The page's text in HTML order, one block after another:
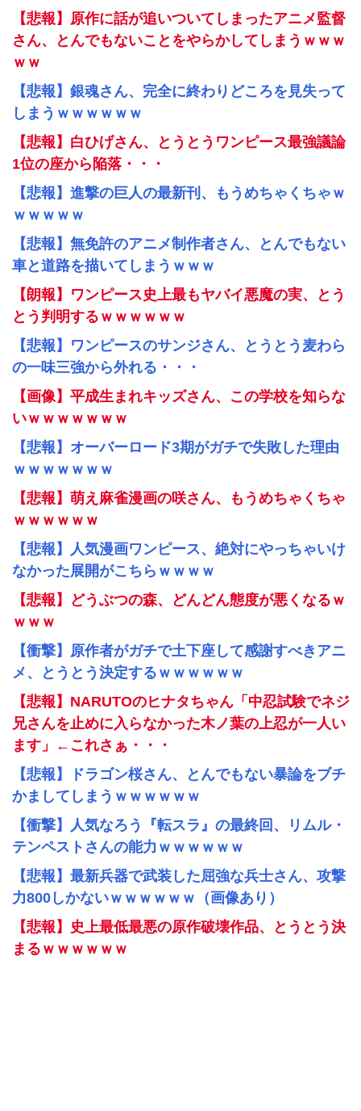
【悲報】原作に話が追いついてしまったアニメ監督
さん、とんでもないことをやらかしてしまうｗｗｗ
ｗｗ
【悲報】銀魂さん、完全に終わりどころを見失って
しまうｗｗｗｗｗｗ
【悲報】白ひげさん、とうとうワンピース最強議論
1位の座から陥落・・・
【悲報】進撃の巨人の最新刊、もうめちゃくちゃｗ
ｗｗｗｗｗ
【悲報】無免許のアニメ制作者さん、とんでもない
車と道路を描いてしまうｗｗｗ
【朗報】ワンピース史上最もヤバイ悪魔の実、とう
とう判明するｗｗｗｗｗｗ
【悲報】ワンピースのサンジさん、とうとう麦わら
の一味三強から外れる・・・
【画像】平成生まれキッズさん、この学校を知らな
いｗｗｗｗｗｗｗ
【悲報】オーバーロード3期がガチで失敗した理由
ｗｗｗｗｗｗｗ
【悲報】萌え麻雀漫画の咲さん、もうめちゃくちゃ
ｗｗｗｗｗｗ
【悲報】人気漫画ワンピース、絶対にやっちゃいけ
なかった展開がこちらｗｗｗｗ
【悲報】どうぶつの森、どんどん態度が悪くなるｗ
ｗｗｗ
【衝撃】原作者がガチで土下座して感謝すべきアニ
メ、とうとう決定するｗｗｗｗｗｗ
【悲報】NARUTOのヒナタちゃん「中忍試験でネジ
兄さんを止めに入らなかった木ノ葉の上忍が一人い
ます」←これさぁ・・・
【悲報】ドラゴン桜さん、とんでもない暴論をブチ
かましてしまうｗｗｗｗｗｗ
【衝撃】人気なろう『転スラ』の最終回、リムル・
テンペストさんの能力ｗｗｗｗｗｗ
【悲報】最新兵器で武装した屈強な兵士さん、攻撃
力800しかないｗｗｗｗｗｗ（画像あり）
【悲報】史上最低最悪の原作破壊作品、とうとう決
まるｗｗｗｗｗｗ